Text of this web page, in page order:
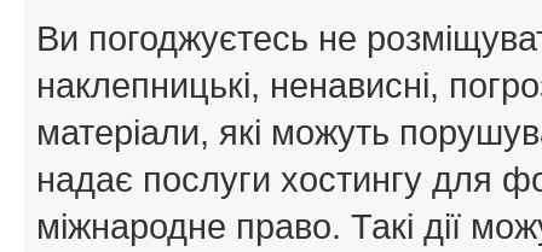
Ви погоджуєтесь не
наклепницькі, ненависні,
матеріали, які можуть
надає послуги хостингу для
міжнародне право. Такі дії